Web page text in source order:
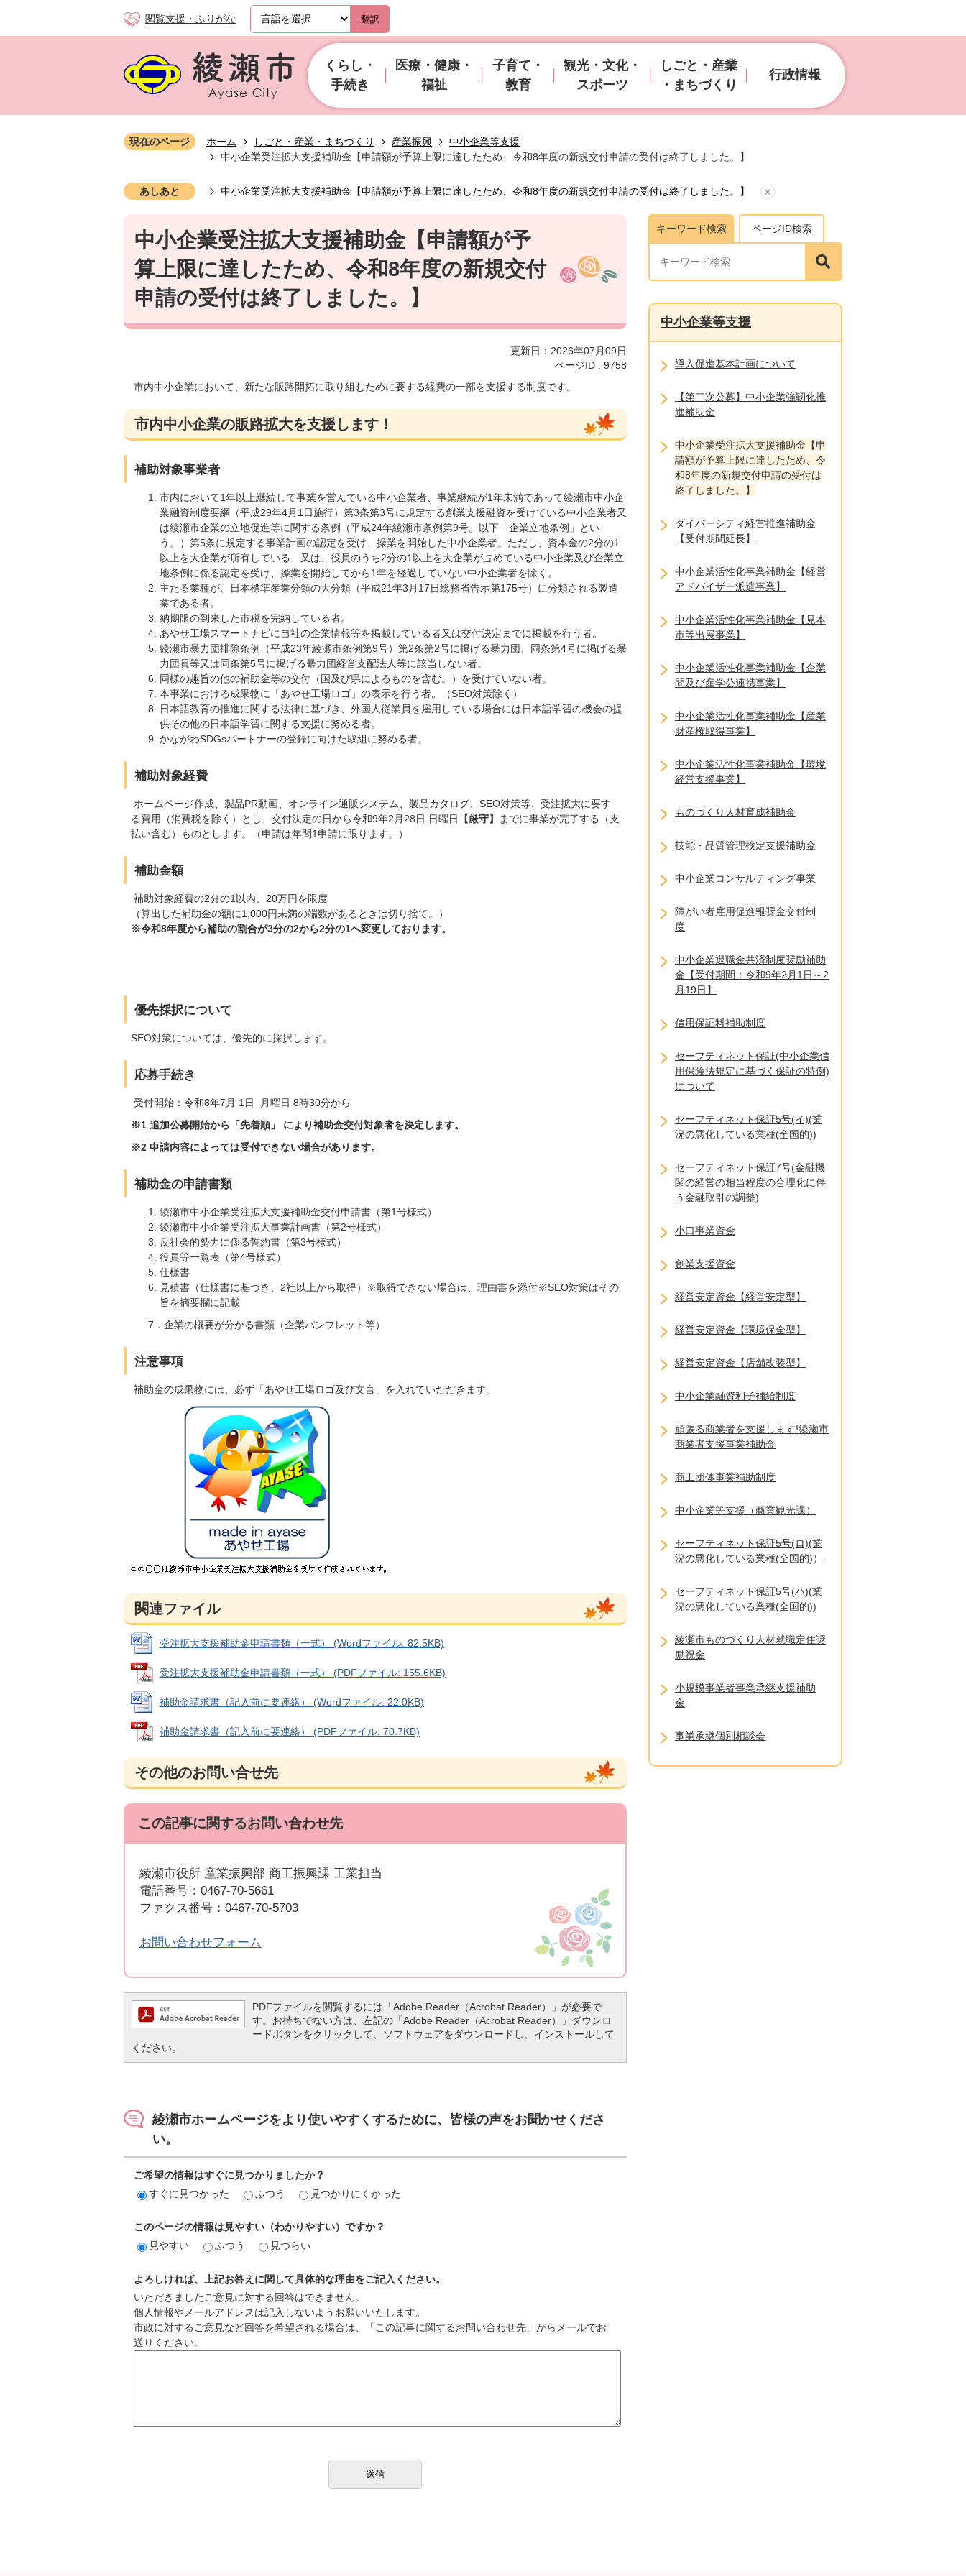
閲覧支援・ふりがな 翻訳
くらし・
手続き
医療・健康・
福祉
子育て・
教育
観光・文化・
スポーツ
しごと・産業
・まちづくり
行政情報
現在のページ ホーム しごと・産業・まちづくり 産業振興
中小企業等支援
中小企業受注拡大支援補助金【申請額が予算上限に達したため、令和8年度の新規交付申請の受付は終了しました。】
あしあと 中小企業受注拡大支援補助金【申請額が予算上限に達したため、令和8年度の新規交付申請の受付は終了しました。】
中小企業受注拡大支援補助金【申請額が予
算上限に達したため、令和8年度の新規交付
申請の受付は終了しました。】
更新日：2026年07月09日
ページID : 9758
市内中小企業において、新たな販路開拓に取り組むために要する経費の一部を支援する制度です。
市内中小企業の販路拡大を支援します！
補助対象事業者
市内において1年以上継続して事業を営んでいる中小企業者、事業継続が1年未満であって綾瀬市中小企
業融資制度要綱（平成29年4月1日施行）第3条第3号に規定する創業支援融資を受けている中小企業者又
は綾瀬市企業の立地促進等に関する条例（平成24年綾瀬市条例第9号。以下「企業立地条例」とい
う。）第5条に規定する事業計画の認定を受け、操業を開始した中小企業者。ただし、資本金の2分の1
以上を大企業が所有している、又は、役員のうち2分の1以上を大企業が占めている中小企業及び企業立
地条例に係る認定を受け、操業を開始してから1年を経過していない中小企業者を除く。
主たる業種が、日本標準産業分類の大分類（平成21年3月17日総務省告示第175号）に分類される製造
業である者。
納期限の到来した市税を完納している者。
あやせ工場スマートナビに自社の企業情報等を掲載している者又は交付決定までに掲載を行う者。
綾瀬市暴力団排除条例（平成23年綾瀬市条例第9号）第2条第2号に掲げる暴力団、同条第4号に掲げる暴
力団員等又は同条第5号に掲げる暴力団経営支配法人等に該当しない者。
同様の趣旨の他の補助金等の交付（国及び県によるものを含む。）を受けていない者。
本事業における成果物に「あやせ工場ロゴ」の表示を行う者。（SEO対策除く）
日本語教育の推進に関する法律に基づき、外国人従業員を雇用している場合には日本語学習の機会の提
供その他の日本語学習に関する支援に努める者。
かながわSDGsパートナーの登録に向けた取組に努める者。
補助対象経費
ホームページ作成、製品PR動画、オンライン通販システム、製品カタログ、SEO対策等、受注拡大に要す
る費用（消費税を除く）とし、交付決定の日から令和9年2月28日 日曜日
【厳守】
までに事業が完了する（支
払い含む）ものとします。（申請は年間1申請に限ります。）
補助金額
補助対象経費の2分の1以内、20万円を限度
（算出した補助金の額に1,000円未満の端数があるときは切り捨て。）
※令和8年度から補助の割合が3分の2から2分の1へ変更しております。
優先採択について
SEO対策については、優先的に採択します。
応募手続き
受付開始：令和8年7月 1日 月曜日 8時30分から
※1 追加公募開始から「先着順」 により補助金交付対象者を決定します。
※2 申請内容によっては受付できない場合があります。
補助金の申請書類
綾瀬市中小企業受注拡大支援補助金交付申請書（第1号様式）
綾瀬市中小企業受注拡大事業計画書（第2号様式）
反社会的勢力に係る誓約書（第3号様式）
役員等一覧表（第4号様式）
仕様書
見積書（仕様書に基づき、2社以上から取得）※取得できない場合は、理由書を添付※SEO対策はその
旨を摘要欄に記載
7．企業の概要が分かる書類（企業パンフレット等）
注意事項
補助金の成果物には、必ず「あやせ工場ロゴ及び文言」を入れていただきます。
関連ファイル
受注拡大支援補助金申請書類（一式） (Wordファイル: 82.5KB)
受注拡大支援補助金申請書類（一式） (PDFファイル: 155.6KB)
補助金請求書（記入前に要連絡） (Wordファイル: 22.0KB)
補助金請求書（記入前に要連絡） (PDFファイル: 70.7KB)
その他のお問い合せ先
この記事に関するお問い合わせ先
綾瀬市役所 産業振興部 商工振興課 工業担当
電話番号：0467-70-5661
ファクス番号：0467-70-5703
お問い合わせフォーム
PDFファイルを閲覧するには「Adobe Reader（Acrobat Reader）」が必要で
す。お持ちでない方は、左記の「Adobe Reader（Acrobat Reader）」ダウンロ
ードボタンをクリックして、ソフトウェアをダウンロードし、インストールして
ください。
綾瀬市ホームページをより使いやすくするために、皆様の声をお聞かせくださ
い。
ご希望の情報はすぐに見つかりましたか？
すぐに見つかった
ふつう 見つかりにくかった
このページの情報は見やすい（わかりやすい）ですか？
見やすい
ふつう 見づらい
よろしければ、上記お答えに関して具体的な理由をご記入ください。
いただきましたご意見に対する回答はできません。
個人情報やメールアドレスは記入しないようお願いいたします。
市政に対するご意見など回答を希望される場合は、「この記事に関するお問い合わせ先」からメールでお
送りください。
キーワード検索 ページID検索
中小企業等支援
導入促進基本計画について
【第二次公募】中小企業強靭化推
進補助金
中小企業受注拡大支援補助金【申
請額が予算上限に達したため、令
和8年度の新規交付申請の受付は
終了しました。】
ダイバーシティ経営推進補助金
【受付期間延長】
中小企業活性化事業補助金【経営
アドバイザー派遣事業】
中小企業活性化事業補助金【見本
市等出展事業】
中小企業活性化事業補助金【企業
間及び産学公連携事業】
中小企業活性化事業補助金【産業
財産権取得事業】
中小企業活性化事業補助金【環境
経営支援事業】
ものづくり人材育成補助金
技能・品質管理検定支援補助金
中小企業コンサルティング事業
障がい者雇用促進報奨金交付制
度
中小企業退職金共済制度奨励補助
金【受付期間：令和9年2月1日～2
月19日】
信用保証料補助制度
セーフティネット保証(中小企業信
用保険法規定に基づく保証の特例)
について
セーフティネット保証5号(イ)(業
況の悪化している業種(全国的))
セーフティネット保証7号(金融機
関の経営の相当程度の合理化に伴
う金融取引の調整)
小口事業資金
創業支援資金
経営安定資金【経営安定型】
経営安定資金【環境保全型】
経営安定資金【店舗改装型】
中小企業融資利子補給制度
頑張る商業者を支援します!綾瀬市
商業者支援事業補助金
商工団体事業補助制度
中小企業等支援（商業観光課）
セーフティネット保証5号(ロ)(業
況の悪化している業種(全国的)）
セーフティネット保証5号(ハ)(業
況の悪化している業種(全国的))
綾瀬市ものづくり人材就職定住奨
励祝金
小規模事業者事業承継支援補助
金
事業承継個別相談会